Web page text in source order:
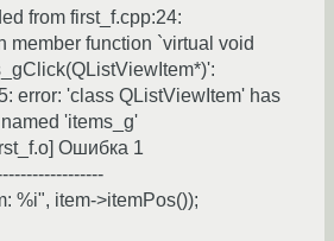
from first_f.cpp:24:
member function `virtual void
error: 'class QListViewItem' has
'items_g'
Ошибка 1
%i", item->itemPos());